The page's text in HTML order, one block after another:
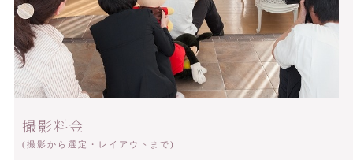
撮影料金
(撮影から選定・レイアウトまで)